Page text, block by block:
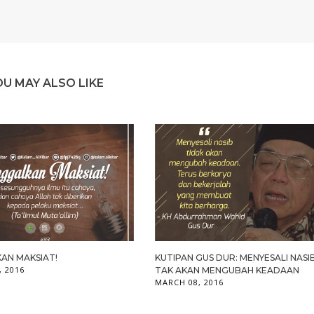
MAY ALSO LIKE
MAKSIAT!
2016
KUTIPAN GUS DUR: MENYESALI
TAK AKAN MENGUBAH KEADAAN
MARCH 08, 2016